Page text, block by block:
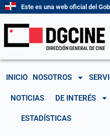
contenido
Este es una web oficial del
INICIO NOSOTROS
NOTICIAS DE INTERÉS
ESTADÍSTICAS